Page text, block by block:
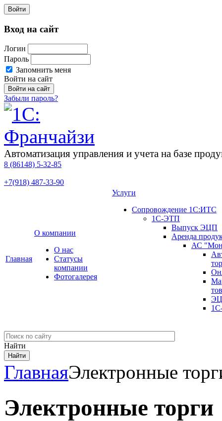
Войти
Вход на сайт
Логин
Пароль
Запомнить меня
Войти на сайт
Забыли пароль?
Автоматизация управления и учета на базе
8 (86148) 5-32-85
+7(918) 487-33-90
Главная
О компании
О нас
Cтатусы
компании
Фотогалерея
Услуги
Сопровождение 1С:ИТС
1С-ЭТП
Выпуск ЭЦП
Аренда
АС
Найти
ГлавнаяЭлектронные
Электронные торги